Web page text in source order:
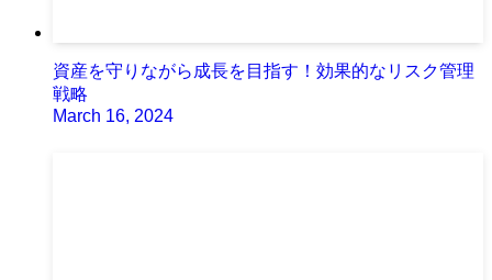
資産を守りながら成長を目指す！効果的なリスク管理
戦略
March 16, 2024